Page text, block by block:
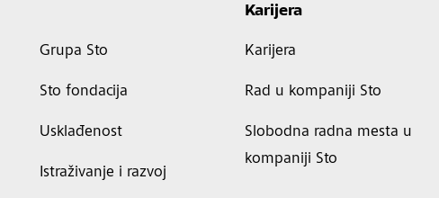
Grupa Sto
Sto fondacija
Usklađenost
Istraživanje i razvoj
Karijera
Karijera
Rad u kompaniji Sto
Slobodna radna mesta u
kompaniji Sto